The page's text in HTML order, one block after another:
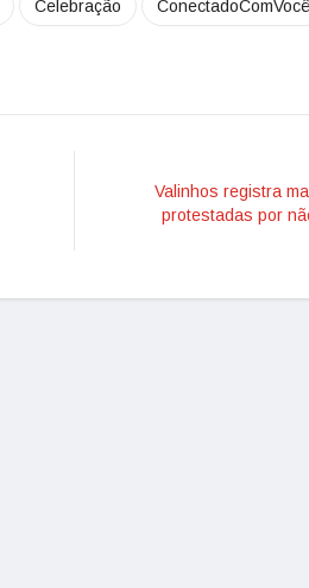
Celebração ConectadoComVocê
Valinhos registra
protestadas por